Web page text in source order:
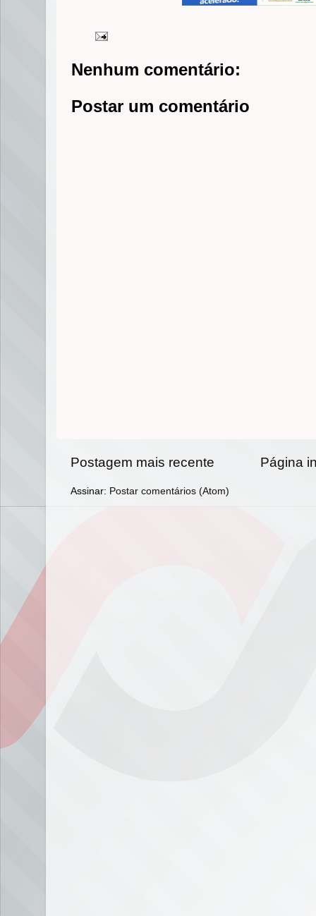
Nenhum comentário:
Postar um comentário
Postagem mais recente Página
Assinar: Postar comentários (Atom)